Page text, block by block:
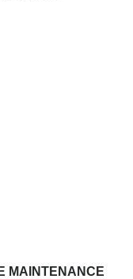
MAINTENANCE